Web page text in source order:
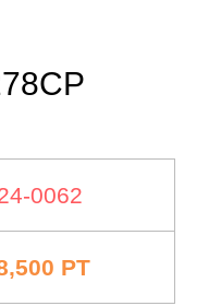
0062
PT